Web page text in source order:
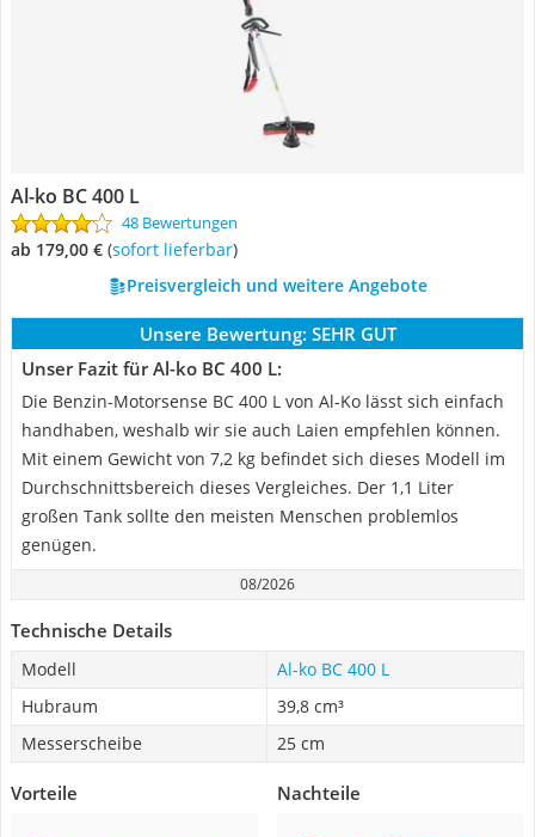
Al-ko BC 400 L
48 Bewertungen
ab 179,00 € ( Sofort lieferbar)
Preisvergleich und weitere Angebote
Unsere Bewertung: SEHR GUT
Unser Fazit für Al-ko BC 400 L:
Die Benzin-Motorsense BC 400 L von Al-Ko lässt sich einfach
handhaben, weshalb wir sie auch Laien empfehlen können.
Mit einem Gewicht von 7,2 kg befindet sich dieses Modell im
Durchschnittsbereich dieses Vergleiches. Der 1,1 Liter
großen Tank sollte den meisten Menschen problemlos
genügen.
08/2026
Technische Details
Modell
Al-ko BC 400 L
Hubraum
39,8 cm³
Messerscheibe
25 cm
Vorteile Nachteile